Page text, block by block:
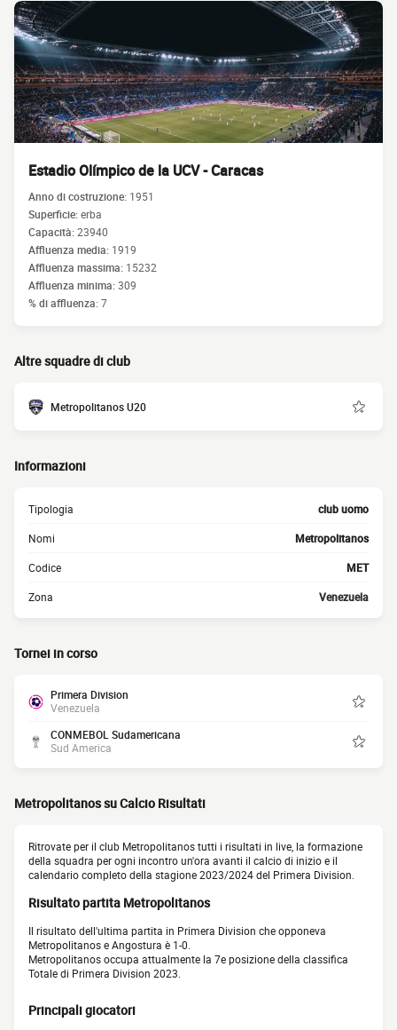
Estadio Olímpico de la UCV - Caracas
Anno di costruzione: 1951
Superficie:erba
Capacità:23940
Affluenza media: 1919
Affluenza massima: 15232
Affluenza minima:309
% di affluenza:7
Altre squadre di club
Metropolitanos U20
Informazioni
Tipologia club uomo
Nomi Metropolitanos
Codice MET
Zona Venezuela
Tornei in corso
Primera Division
Venezuela
CONMEBOL Sudamericana
Sud America
Metropolitanos su Calcio Risultati
Ritrovate per il club Metropolitanos tutti i risultati in live, la formazione
della squadra per ogni incontro un'ora avanti il calcio di inizio e il
calendario completo della stagione 2023/2024 del Primera Division.
Risultato partita Metropolitanos
Il risultato dell'ultima partita in Primera Division che opponeva
Metropolitanos e Angostura è 1-0.
Metropolitanos occupa attualmente la 7e posizione della classifica
Totale di Primera Division 2023.
Principali giocatori